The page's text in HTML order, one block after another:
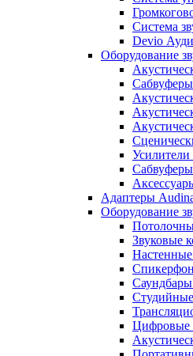
Система
Devio
Оборудование
Адаптеры
Оборудование
Звуковые
Настенные
Саундбары
Цифровые